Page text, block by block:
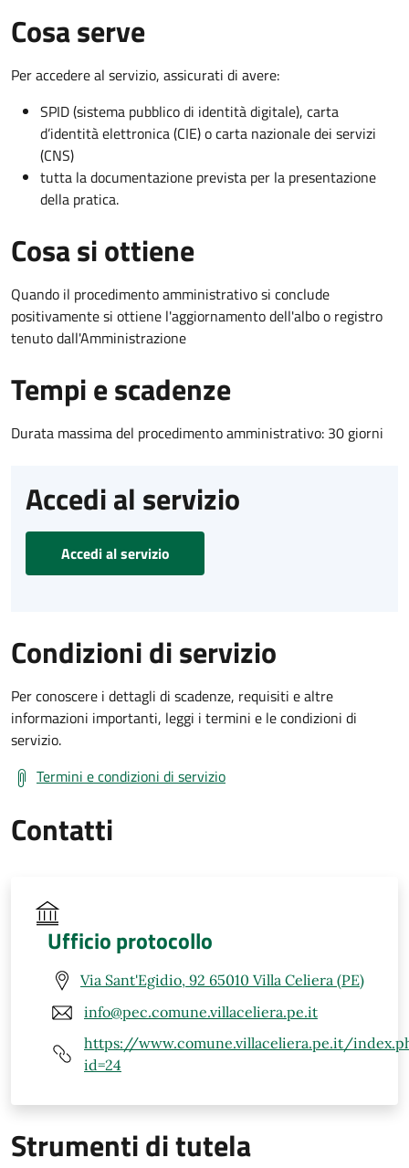
Cosa serve
Per accedere al servizio, assicurati di avere:
SPID (sistema pubblico di identità digitale), carta
d’identità elettronica (CIE) o carta nazionale dei servizi
(CNS)
tutta la documentazione prevista per la presentazione
della pratica.
Cosa si ottiene
Quando il procedimento amministrativo si conclude
positivamente si ottiene l'aggiornamento dell'albo o registro
tenuto dall'Amministrazione
Tempi e scadenze
Durata massima del procedimento amministrativo: 30 giorni
Accedi al servizio
Accedi al servizio
Condizioni di servizio
Per conoscere i dettagli di scadenze, requisiti e altre
informazioni importanti, leggi i termini e le condizioni di
servizio.
Termini e condizioni di servizio
Contatti
Ufficio protocollo
Via Sant'Egidio, 92 65010 Villa Celiera (PE)
info@pec.comune.villaceliera.pe.it
https://www.comune.villaceliera.pe.it/
id=24
Strumenti di tutela